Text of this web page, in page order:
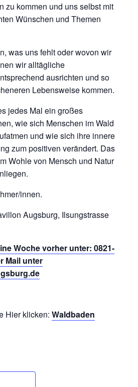
zu kommen und uns selbst mit
Wünschen und Themen
was uns fehlt oder wovon wir
wir alltägliche
ausrichten und so
Lebensweise kommen.
jedes Mal ein großes
wie sich Menschen im Wald
und wie sich ihre innere
zum positiven verändert. Das
Wohle von Mensch und Natur
innen.
Augsburg, Ilsungstrasse
Woche vorher unter: 0821-
Mail unter
Hier klicken: Waldbaden